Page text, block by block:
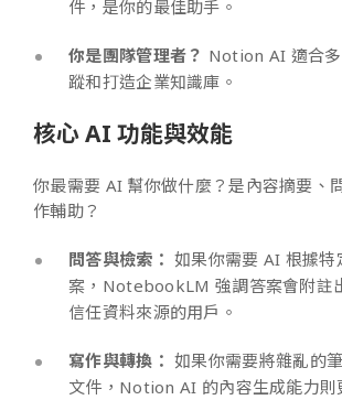
件，是你的最佳助手。
你是團隊管理者？ Notion AI 適合
蹤和打造企業知識庫。
核心 AI 功能與效能
你最需要 AI 幫你做什麼？是內容摘要、
作輔助？
問答與檢索： 如果你需要 AI 根據特
案，NotebookLM 強調答案會附註
信任資料來源的用戶。
寫作與轉換： 如果你需要將雜亂的
文件，Notion AI 的內容生成能力則